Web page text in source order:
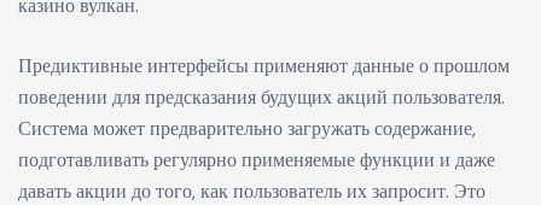
казино вулкан.
Предиктивные интерфейсы применяют данные о прошлом
поведении для предсказания будущих акций пользователя.
Система может предварительно загружать содержание,
подготавливать регулярно применяемые функции и даже
давать акции до того, как пользователь их запросит. Это